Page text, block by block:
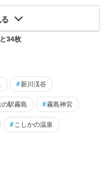
34枚
# 新川渓谷
の駅霧島 #霧島神宮
# こしかの温泉